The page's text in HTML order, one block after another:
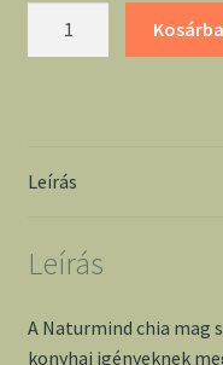
Leírás
Leírás
A Naturmind chia mag
konyhai igényeknek